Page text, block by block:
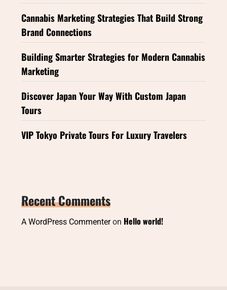
Cannabis Marketing Strategies That Build Strong
Brand Connections
Building Smarter Strategies for Modern Cannabis
Marketing
Discover Japan Your Way With Custom Japan
Tours
VIP Tokyo Private Tours For Luxury Travelers
Recent Comments
A WordPress Commenteron Hello world!